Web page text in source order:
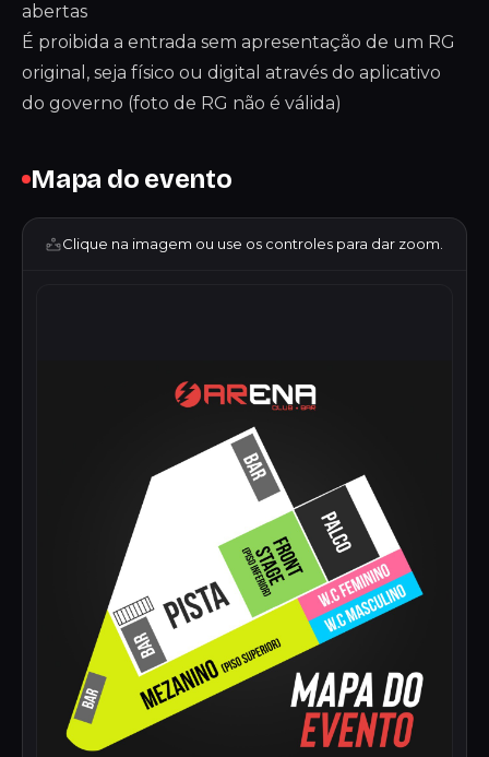
abertas
É proibida a entrada sem apresentação de um RG
original, seja físico ou digital através do aplicativo
do governo (foto de RG não é válida)
Mapa do evento
Clique na imagem ou use os controles para dar zoom.